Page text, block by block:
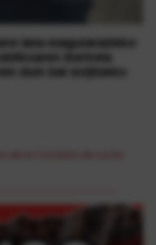
lana ezagutarazteko
ikerketa
duin bat exijitzeko